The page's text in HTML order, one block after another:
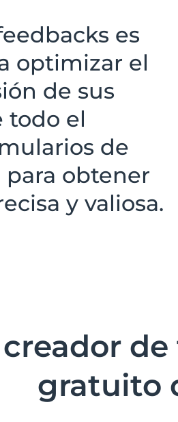
es
optimizar el
de sus
todo el
de
obtener
y valiosa.
gratuito